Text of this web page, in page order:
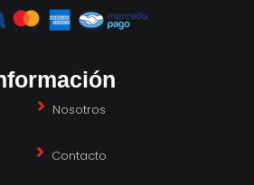
Nosotros
Contacto